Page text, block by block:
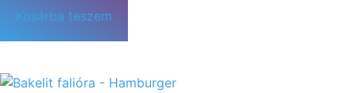
Kosárba teszem